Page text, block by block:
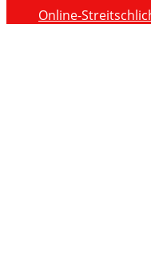
Online-